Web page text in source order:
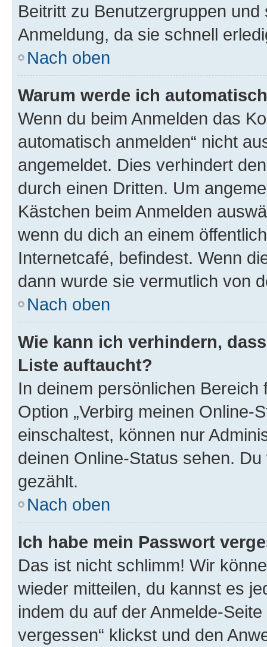
Beitritt zu Benutzergruppen
Anmeldung, da sie schnell
Nach oben
Warum werde ich
Wenn du beim Anmelden das
automatisch anmelden“ nicht
angemeldet. Dies verhindert
durch einen Dritten. Um
Kästchen beim Anmelden
wenn du dich an einem
Internetcafé, befindest. Wenn
dann wurde sie vermutlich von
Nach oben
Wie kann ich verhindern,
Liste auftaucht?
In deinem persönlichen
Option „Verbirg meinen Online-
einschaltest, können nur
deinen Online-Status sehen.
gezählt.
Nach oben
Ich habe mein Passwort
Das ist nicht schlimm! Wir
wieder mitteilen, du kannst es
indem du auf der Anmelde-
vergessen“ klickst und den